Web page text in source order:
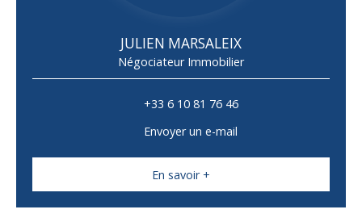
JULIEN MARSALEIX
Négociateur Immobilier
+33 6 10 81 76 46
Envoyer un e-mail
En savoir +